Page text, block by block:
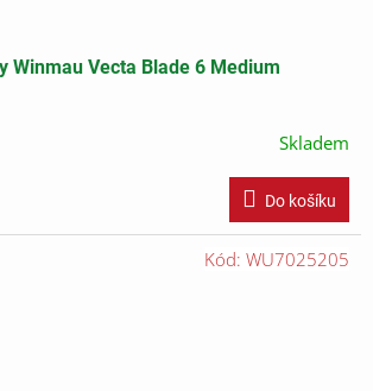
Winmau Vecta Blade 6 Medium
Skladem
Do košíku
Kód: WU7025205